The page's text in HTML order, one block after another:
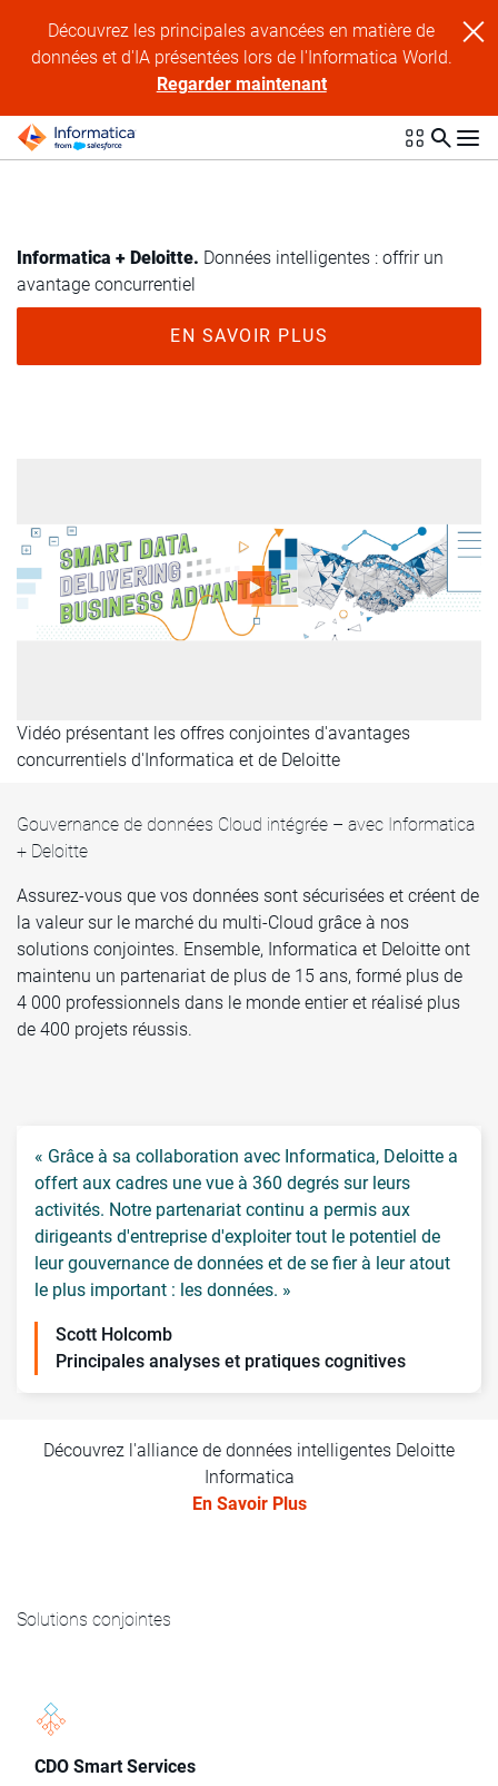
Découvrez les principales avancées en matière de
données et d'IA présentées lors de l'Informatica World.
Regarder maintenant
Informatica + Deloitte. Données intelligentes : offrir un
avantage concurrentiel
EN SAVOIR PLUS
Vidéo présentant les offres conjointes d'avantages
concurrentiels d'Informatica et de Deloitte
Gouvernance de données Cloud intégrée – avec Informatica
+ Deloitte
Assurez-vous que vos données sont sécurisées et créent de
la valeur sur le marché du multi-Cloud grâce à nos
solutions conjointes. Ensemble, Informatica et Deloitte ont
maintenu un partenariat de plus de 15 ans, formé plus de
4 000 professionnels dans le monde entier et réalisé plus
de 400 projets réussis.
« Grâce à sa collaboration avec Informatica, Deloitte a
offert aux cadres une vue à 360 degrés sur leurs
activités. Notre partenariat continu a permis aux
dirigeants d'entreprise d'exploiter tout le potentiel de
leur gouvernance de données et de se fier à leur atout
le plus important : les données. »
Scott Holcomb
Principales analyses et pratiques cognitives
Découvrez l'alliance de données intelligentes Deloitte
Informatica
En Savoir Plus
Solutions conjointes
CDO Smart Services